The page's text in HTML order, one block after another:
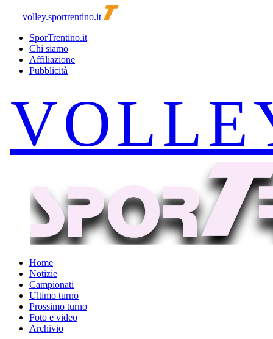
volley.sportrentino.it
SporTrentino.it
Chi siamo
Affiliazione
Pubblicità
Home
Notizie
Campionati
Ultimo turno
Prossimo turno
Foto e video
Archivio